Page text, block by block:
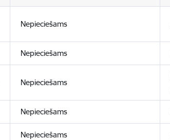
Nepieciešams
Nepieciešams
Nepieciešams
Nepieciešams
Nepieciešams